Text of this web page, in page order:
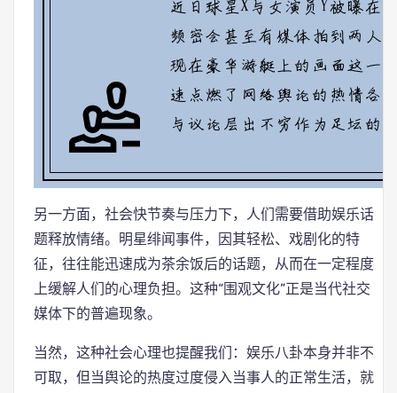
另一方面，社会快节奏与压力下，人们需要借助娱乐话
题释放情绪。明星绯闻事件，因其轻松、戏剧化的特
征，往往能迅速成为茶余饭后的话题，从而在一定程度
上缓解人们的心理负担。这种“围观文化”正是当代社交
媒体下的普遍现象。
当然，这种社会心理也提醒我们：娱乐八卦本身并非不
可取，但当舆论的热度过度侵入当事人的正常生活，就